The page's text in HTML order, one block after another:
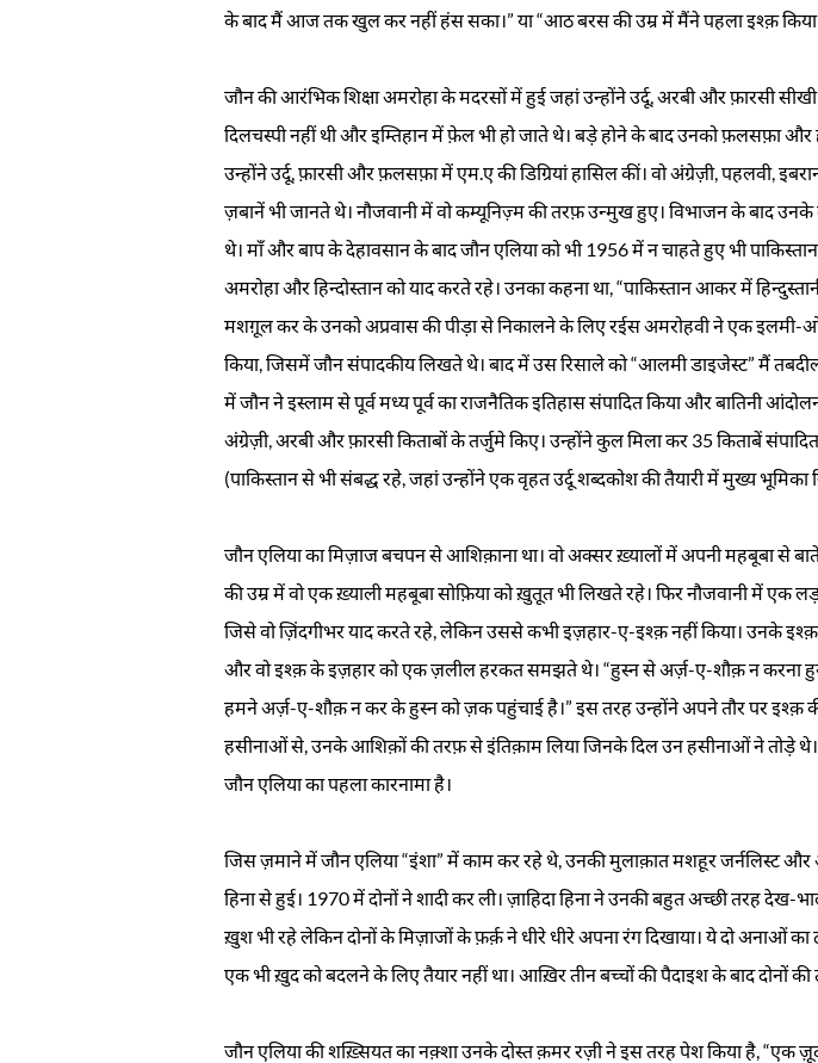
के बाद मैं आज तक खुल कर नहीं हंस सका।” या “आठ बरस की उम्र में मैंने पहला इश्क़ किया
जौन की आरंभिक शिक्षा अमरोहा के मदरसों में हुई जहां उन्होंने उर्दू, अरबी और फ़ारसी
दिलचस्पी नहीं थी और इम्तिहान में फ़ेल भी हो जाते थे। बड़े होने के बाद उनको फ़लसफ़ा और
उन्होंने उर्दू, फ़ारसी और फ़लसफ़ा में एम.ए की डिग्रियां हासिल कीं। वो अंग्रेज़ी, पहलवी,
ज़बानें भी जानते थे। नौजवानी में वो कम्यूनिज़्म की तरफ़ उन्मुख हुए। विभाजन के बाद उनके
थे। माँ और बाप के देहावसान के बाद जौन एलिया को भी 1956 में न चाहते हुए भी
अमरोहा और हिन्दोस्तान को याद करते रहे। उनका कहना था, “पाकिस्तान आकर में
मशग़ूल कर के उनको अप्रवास की पीड़ा से निकालने के लिए रईस अमरोहवी ने एक इलमी-ओ-
किया, जिसमें जौन संपादकीय लिखते थे। बाद में उस रिसाले को “आलमी डाइजेस्ट” मैं
में जौन ने इस्लाम से पूर्व मध्य पूर्व का राजनैतिक इतिहास संपादित किया और बातिनी
अंग्रेज़ी, अरबी और फ़ारसी किताबों के तर्जुमे किए। उन्होंने कुल मिला कर 35 किताबें संपादित
(पाकिस्तान से भी संबद्ध रहे, जहां उन्होंने एक वृहत उर्दू शब्दकोश की तैयारी में मुख्य भूमिका
जौन एलिया का मिज़ाज बचपन से आशिक़ाना था। वो अक्सर ख़्यालों में अपनी महबूबा से
की उम्र में वो एक ख़्याली महबूबा सोफ़िया को ख़ुतूत भी लिखते रहे। फिर नौजवानी में एक
जिसे वो ज़िंदगीभर याद करते रहे, लेकिन उससे कभी इज़हार-ए-इश्क़ नहीं किया। उनके
और वो इश्क़ के इज़हार को एक ज़लील हरकत समझते थे। “हुस्न से अर्ज़-ए-शौक़ न करना
हमने अर्ज़-ए-शौक़ न कर के हुस्न को ज़क पहुंचाई है।” इस तरह उन्होंने अपने तौर पर इश्क़
हसीनाओं से, उनके आशिक़ों की तरफ़ से इंतिक़ाम लिया जिनके दिल उन हसीनाओं ने तोड़े थे। ये
जौन एलिया का पहला कारनामा है।
जिस ज़माने में जौन एलिया “इंशा” में काम कर रहे थे, उनकी मुलाक़ात मशहूर जर्नलिस्ट और
हिना से हुई। 1970 में दोनों ने शादी कर ली। ज़ाहिदा हिना ने उनकी बहुत अच्छी तरह देख-
ख़ुश भी रहे लेकिन दोनों के मिज़ाजों के फ़र्क़ ने धीरे धीरे अपना रंग दिखाया। ये दो अनाओं का
एक भी ख़ुद को बदलने के लिए तैयार नहीं था। आख़िर तीन बच्चों की पैदाइश के बाद दोनों की
जौन एलिया की शख़्सियत का नक़्शा उनके दोस्त क़मर रज़ी ने इस तरह पेश किया है,